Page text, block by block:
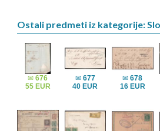
Ostali predmeti iz kategorije:
✉676
55 EUR
✉ 677
40 EUR
✉678
16 EUR